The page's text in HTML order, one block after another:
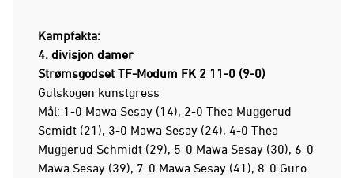
Kampfakta:
4. divisjon damer
Strømsgodset TF-Modum FK 2 11-0 (9-0)
Gulskogen kunstgress
Mål: 1-0 Mawa Sesay (14), 2-0 Thea Muggerud
Scmidt (21), 3-0 Mawa Sesay (24), 4-0 Thea
Muggerud Schmidt (29), 5-0 Mawa Sesay (30), 6-0
Mawa Sesay (39), 7-0 Mawa Sesay (41), 8-0 Guro